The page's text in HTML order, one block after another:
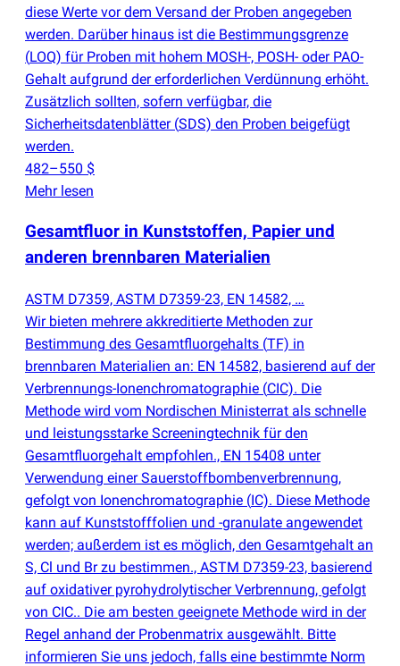
diese Werte vor dem Versand der Proben angegeben
werden. Darüber hinaus ist die Bestimmungsgrenze
(LOQ) für Proben mit hohem MOSH-, POSH- oder PAO-
Gehalt aufgrund der erforderlichen Verdünnung erhöht.
Zusätzlich sollten, sofern verfügbar, die
Sicherheitsdatenblätter (SDS) den Proben beigefügt
werden.
482–550 $
Mehr lesen
Gesamtfluor in Kunststoffen, Papier und
anderen brennbaren Materialien
ASTM D7359, ASTM D7359-23, EN 14582, …
Wir bieten mehrere akkreditierte Methoden zur
Bestimmung des Gesamtfluorgehalts (TF) in
brennbaren Materialien an: EN 14582, basierend auf der
Verbrennungs-Ionenchromatographie (CIC). Die
Methode wird vom Nordischen Ministerrat als schnelle
und leistungsstarke Screeningtechnik für den
Gesamtfluorgehalt empfohlen., EN 15408 unter
Verwendung einer Sauerstoffbombenverbrennung,
gefolgt von Ionenchromatographie (IC). Diese Methode
kann auf Kunststofffolien und -granulate angewendet
werden; außerdem ist es möglich, den Gesamtgehalt an
S, Cl und Br zu bestimmen., ASTM D7359-23, basierend
auf oxidativer pyrohydrolytischer Verbrennung, gefolgt
von CIC.. Die am besten geeignete Methode wird in der
Regel anhand der Probenmatrix ausgewählt. Bitte
informieren Sie uns jedoch, falls eine bestimmte Norm